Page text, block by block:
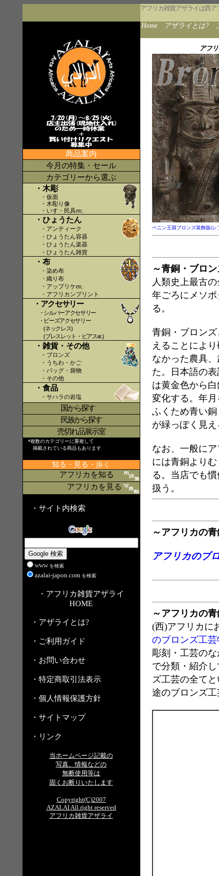
アフリカ雑貨アザライは西
Home アザライとは?
商品案内
今月の特集・セール
カテゴリーから選ぶ
・木彫
・仮面
・木彫り像
・いす・民具etc.
・ひょうたん
・アンティーク
・ひょうたん容器
・ひょうたん楽器
・ひょうたん雑貨
・布
・染め布
・織り布
・アップリケetc.
・アフリカンプリント
・アクセサリー
・シルバーアクセサリー
・ビーズアクセサリー
(ネックレス)
(ブレスレット・ピアスetc.)
・雑貨・その他
・ブロンズ
・うちわ・かご
・バッグ・袋物
・その他
・食品
・サハラの岩塩
国から探す〇
民族から探す
売切れ品展示室
*複数のカテゴリーに重複して
掲載されている商品もあります
知る・見る・歩く
アフリカを知る
アフリカを見る
・サイト内検索
WWW を検索
azalai-japon.com を検索
・アフリカ雑貨アザライ
HOME
・アザライとは?
・ご利用ガイド
・お問い合わせ
・特定商取引法表示
・個人情報保護方針
・サイトマップ
・リンク
当ホームページ記載の
写真、情報などの
無断使用等は
固くお断りいたします
Copyright(C)2007
AZALAI All right reserved
アフリカ雑貨アザライ
アフ
ベニン王国ブロンズ装飾版(レ
～青銅・ブロ
人類史上最古
年ごろにメソ
る。
青銅・ブロン
えることによ
なかった農具
た。日本語の
は黄金色から
変化する。年
ふくため青い
が緑っぽく見
なお、一般に
には青銅より
る。当店でも
扱う。
～アフリカの
アフリカのブ
～アフリカの
(西)アフリカに
のブロンズ工
彫刻・工芸の
で分類・紹介
ズ工芸の全て
途のブロンズ